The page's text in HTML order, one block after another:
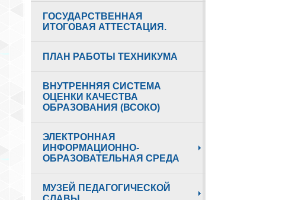
ГОСУДАРСТВЕННАЯ
ИТОГОВАЯ АТТЕСТАЦИЯ.
ПЛАН РАБОТЫ ТЕХНИКУМА
ВНУТРЕННЯЯ СИСТЕМА
ОЦЕНКИ КАЧЕСТВА
ОБРАЗОВАНИЯ (ВСОКО)
ЭЛЕКТРОННАЯ
ИНФОРМАЦИОННО-
ОБРАЗОВАТЕЛЬНАЯ СРЕДА
МУЗЕЙ ПЕДАГОГИЧЕСКОЙ